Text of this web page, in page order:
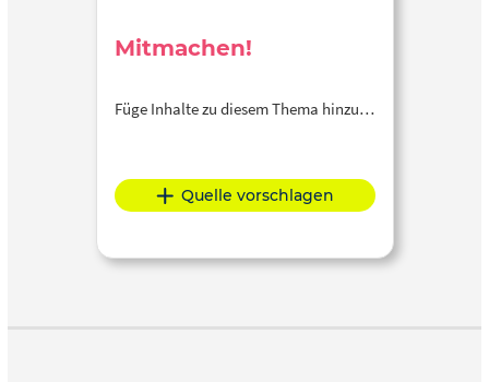
Mitmachen!
Füge Inhalte zu diesem Thema hinzu…
Quelle vorschlagen